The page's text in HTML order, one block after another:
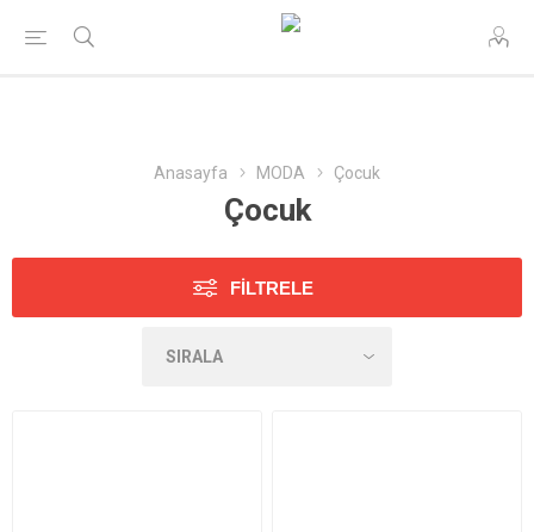
Anasayfa MODA Çocuk
Çocuk
FILTRELE